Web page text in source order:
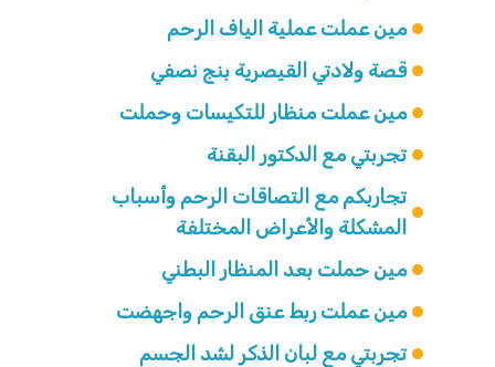
مين عملت عملية الياف الرحم
قصة ولادتي القيصرية بنج نصفي
مين عملت منظار للتكيسات وحملت
تجربتي مع الدكتور البقنة
تجاربكم مع التصاقات الرحم وأسباب
المشكلة والأعراض المختلفة
مين حملت بعد المنظار البطني
مين عملت ربط عنق الرحم واجهضت
تجربتي مع لبان الذكر لشد الجسم